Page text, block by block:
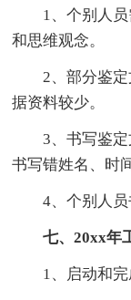
1、个别人员
和思维观念。
2、部分鉴定
据资料较少。
3、书写鉴定
书写错姓名、时
4、个别人员
七、20xx年
1、启动和完